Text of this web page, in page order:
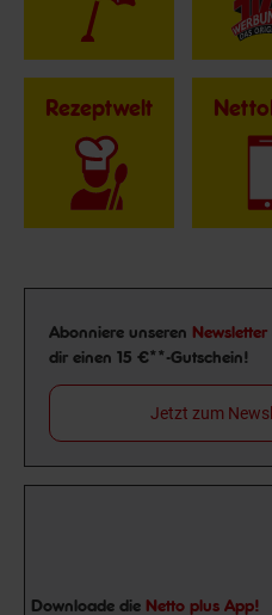
Rezeptwelt
Newsletter
Abonniere unseren Newsletter
dir einen 15 €**-Gutschein!
Jetzt zum
Downloade die Netto plus App!